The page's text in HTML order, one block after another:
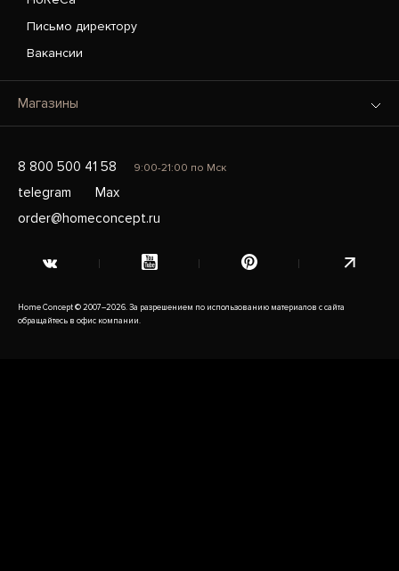
Письмо директору
Вакансии
Магазины
8 800 500 41 58 9:00-21:00 по Мск
telegram
Max
order@homeconcept.ru
Home Concept © 2007–2026. За разрешением по использованию материалов с сайта
обращайтесь в офис компании.